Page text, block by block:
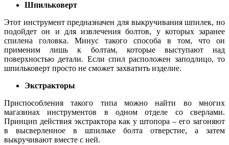
Шпильковерт
Этот инструмент предназначен для выкручивания шпилек, но
подойдет он и для извлечения болтов, у которых заранее
спилена головка. Минус такого способа в том, что он
применим лишь к болтам, которые выступают над
поверхностью детали. Если спил расположен заподлицо, то
шпильковерт просто не сможет захватить изделие.
Экстракторы
Приспособления такого типа можно найти во многих
магазинах инструментов в одном отделе со сверлами.
Принцип действия экстрактора как у штопора – его загоняют
в высверленное в шпильке болта отверстие, а затем
выкручивают вместе с ней.